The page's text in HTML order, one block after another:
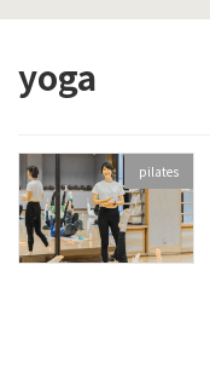
ッ
移
yoga
pilates